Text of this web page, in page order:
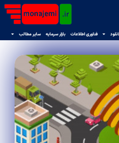
فناوری اطلاعات بازار سرمایه سایر مطالب